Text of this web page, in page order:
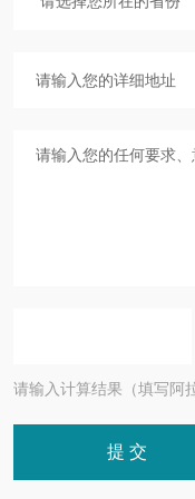
请输入计算结果（填写阿